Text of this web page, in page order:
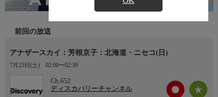
前回の放送
アナザースカイ：芳根京子：北海道・ニセコ(日)
7月25日(土) 02:00〜02:30
Ch.652
ディスカバリーチャンネル